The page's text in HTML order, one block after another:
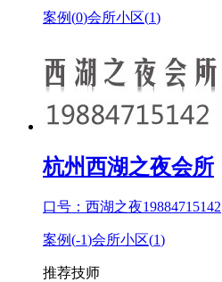
案例(0)会所小区(1)
杭州西湖之夜会所
口号：西湖之夜19884715142
案例(-1)会所小区(1)
推荐技师